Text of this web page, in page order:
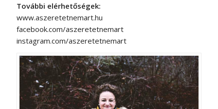
További elérhetőségek:
www.aszeretetnemart.hu
facebook.com/aszeretetnemart
instagram.com/aszeretetnemart